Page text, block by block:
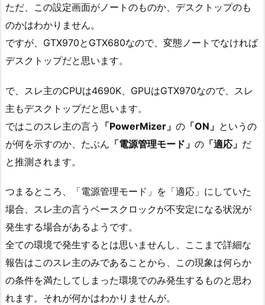
ただ、この設定画面がノートのものか、デスクトップのも
のかはわかりません。
ですが、GTX970とGTX680なので、変態ノートでなければ
デスクトップだと思います。
で、スレ主のCPUは4690K、GPUはGTX970なので、スレ
主もデスクトップだと思います。
ではこのスレ主の言う
「PowerMizer」 の 「ON」 というの
が何を示すのか、たぶん 「電源管理モード」 の 「適応」 だ
と推測されます。
つまるところ、「電源管理モード」を「適応」にしていた
場合、スレ主の言うベースクロックが不安定になる状況が
発生する場合があるようです。
全ての環境で発生するとは思いませんし、ここまで詳細な
報告はこのスレ主のみであることから、この現象は何らか
の条件を満たしてしまった環境でのみ発生するものと思わ
れます。それが何かはわかりませんが。